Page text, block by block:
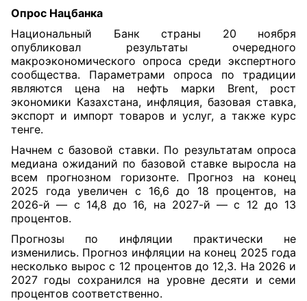
Опрос Нацбанка
Национальный Банк страны 20 ноября
опубликовал результаты очередного
макроэкономического опроса среди экспертного
сообщества. Параметрами опроса по традиции
являются цена на нефть марки Brent, рост
экономики Казахстана, инфляция, базовая ставка,
экспорт и импорт товаров и услуг, а также курс
тенге.
Начнем с базовой ставки. По результатам опроса
медиана ожиданий по базовой ставке выросла на
всем прогнозном горизонте. Прогноз на конец
2025 года увеличен с 16,6 до 18 процентов, на
2026-й — с 14,8 до 16, на 2027-й — с 12 до 13
процентов.
Прогнозы по инфляции практически не
изменились. Прогноз инфляции на конец 2025 года
несколько вырос с 12 процентов до 12,3. На 2026 и
2027 годы сохранился на уровне десяти и семи
процентов соответственно.